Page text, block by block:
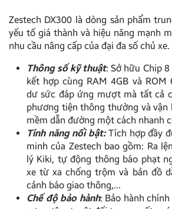
Zestech DX300 là dòng sản phẩm
yếu tố giá thành và hiệu năng mạnh
nhu cầu nâng cấp của đại đa số chủ xe.
Thông số kỹ thuật: Sở hữu Chip
kết hợp cùng RAM 4GB và ROM
dư sức đáp ứng mượt mà tất cả
phương tiện thông thường và vận
mềm dẫn đường một cách nhanh
Tính năng nổi bật:Tích hợp đầy
minh của Zestech bao gồm: Ra
lý Kiki, tự động thông báo phạt
xe từ xa chống trộm và bản đồ
cảnh báo giao thông,…
Chế độ bảo hành: Bảo hành